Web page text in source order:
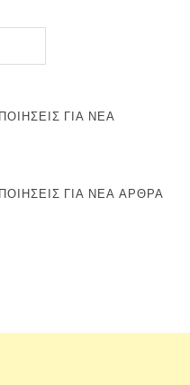
ΓΙΑ ΝΈΑ
ΓΙΑ ΝΈΑ ΆΡΘΡΑ